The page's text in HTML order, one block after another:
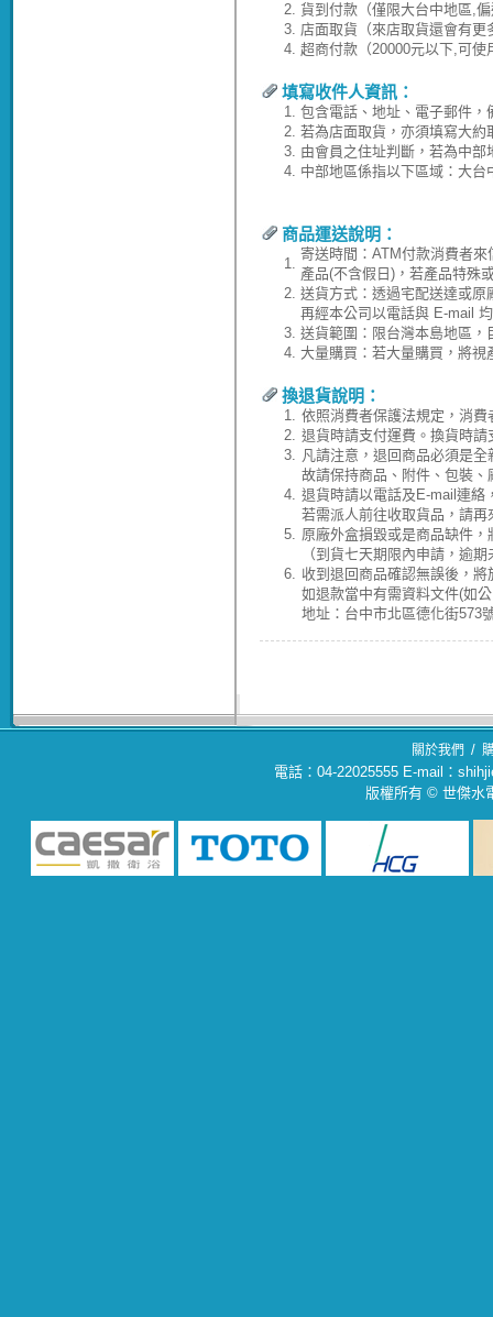
2. 貨到付款（僅限大台中地區,
3. 店面取貨（來店取貨還會有更
4. 超商付款（20000元以下,可
填寫收件人資訊：
1. 包含電話、地址、電子郵件
2. 若為店面取貨，亦須填寫大
3. 由會員之住址判斷，若為中部
4. 中部地區係指以下區域：大台
商品運送說明：
1.
寄送時間：ATM付款消費者
產品(不含假日)，若產品特殊
2. 送貨方式：透過宅配送達或
再經本公司以電話與 E-mail
3. 送貨範圍：限台灣本島地區
4. 大量購買：若大量購買，將
換退貨說明：
1. 依照消費者保護法規定，消
2. 退貨時請支付運費。換貨時
3. 凡請注意，退回商品必須是
故請保持商品、附件、包裝
4. 退貨時請以電話及E-mail連絡
若需派人前往收取貨品，請
5. 原廠外盒損毀或是商品缺件
（到貨七天期限內申請，逾
6. 收到退回商品確認無誤後，
如退款當中有需資料文件(如
地址：台中市北區德化街573
關於我們 /
電話：04-22025555 E-mail：
版權所有 © 世傑水